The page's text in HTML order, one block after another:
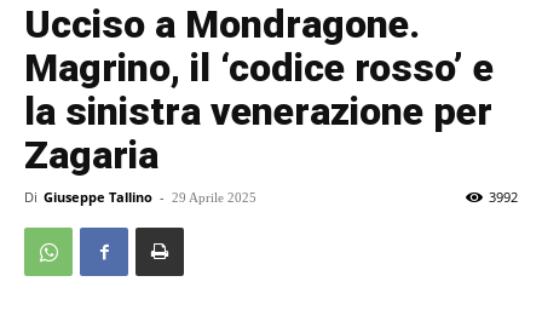
Ucciso a Mondragone.
Magrino, il ‘codice rosso’ e
la sinistra venerazione per
Zagaria
Di Giuseppe Tallino - 29 Aprile 2025 3992